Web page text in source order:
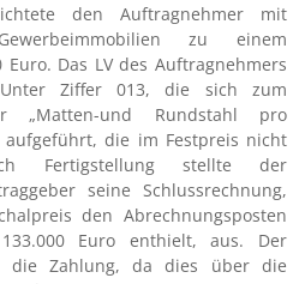
den Auftragnehmer mit
zu einem
Euro. Das LV des Auftragnehmers
Unter Ziffer 013, die sich zum
„Matten-und Rundstahl pro
aufgeführt, die im Festpreis nicht
Fertigstellung stellte der
seine Schlussrechnung,
den Abrechnungsposten
Euro enthielt, aus. Der
die Zahlung, da dies über die